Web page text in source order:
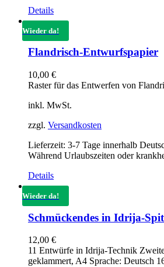
Details
Wieder da!
Flandrisch-Entwurfspapier
10,00 €
Raster für das Entwerfen von
inkl. MwSt.
zzgl. Versandkosten
Lieferzeit: 3-7 Tage innerhalb
Während Urlaubszeiten oder
Details
Wieder da!
Schmückendes in Idrija-
12,00 €
11 Entwürfe in Idrija-Technik
geklammert, A4 Sprache: Deutsch